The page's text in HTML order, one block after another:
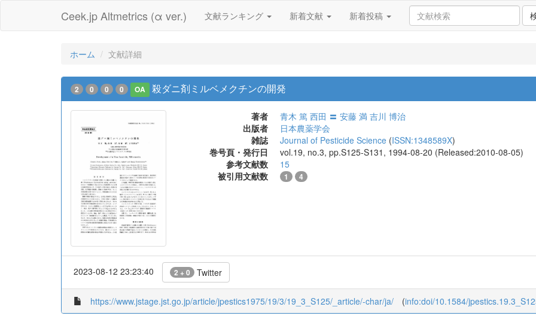
Ceek.jp Altmetrics (α ver.) 文献ランキング 新着文献 新着投稿
ホーム 文献詳細
2 0 0 0 OA 殺ダニ剤ミルベメクチンの開発
著者 青木 篤 西田 〓 安藤 満 吉川 博治
出版者
日本農薬学会
雑誌
Journal of Pesticide Science (ISSN:1348589X)
巻号頁・発行日
vol.19, no.3, pp.S125-S131, 1994-08-20 (Released:2010-08-05)
参考文献数
15
被引用文献数
1 4
2023-08-12 23:23:40 2 + 0 Twitter
https://www.jstage.jst.go.jp/article/jpestics1975/19/3/19_3_S125/_article/-char/ja/ (info:doi/10.1584/